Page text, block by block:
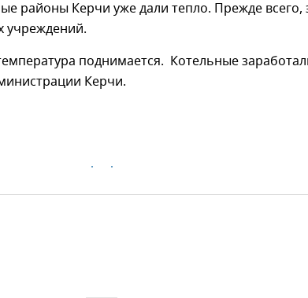
районы Керчи уже дали тепло. Прежде всего,
учреждений.
поднимается. Котельные
Керчи.